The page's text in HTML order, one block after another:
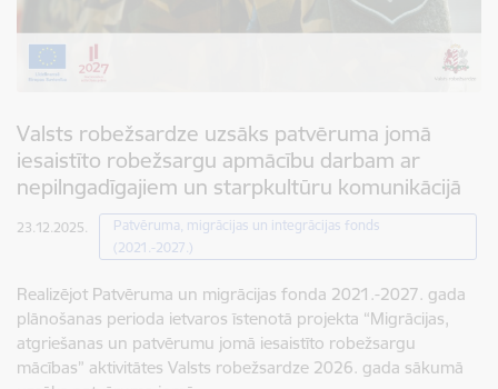
Valsts robežsardze uzsāks patvēruma jomā
iesaistīto robežsargu apmācību darbam ar
nepilngadīgajiem un starpkultūru komunikācijā
23.12.2025.
Patvēruma, migrācijas un integrācijas fonds
(2021.-2027.)
Realizējot Patvēruma un migrācijas fonda 2021.-2027. gada
plānošanas perioda ietvaros īstenotā projekta “Migrācijas,
atgriešanas un patvērumu jomā iesaistīto robežsargu
mācības” aktivitātes Valsts robežsardze 2026. gada sākumā